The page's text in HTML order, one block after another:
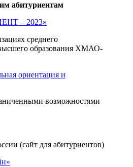
абитуриентам
– 2023»
среднего
образования ХМАО-
ориентация и
возможностями
(сайт для абитуриентов)